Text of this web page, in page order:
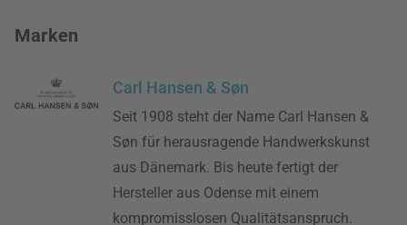
Marken
Carl Hansen & Søn
Seit 1908 steht der Name Carl Hansen &
Søn für herausragende Handwerkskunst
aus Dänemark. Bis heute fertigt der
Hersteller aus Odense mit einem
kompromisslosen Qualitätsanspruch.